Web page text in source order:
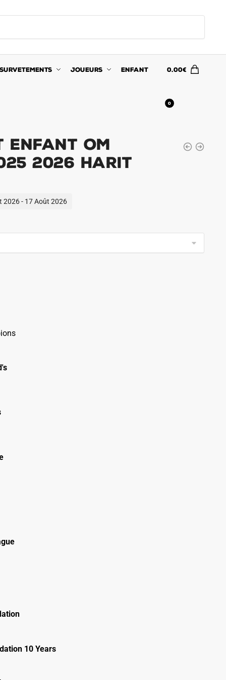
SURVETEMENTS JOUEURS ENFANT 0.00€
0
OM
2026 Harit
2026 - 17 Août 2026
10 Years